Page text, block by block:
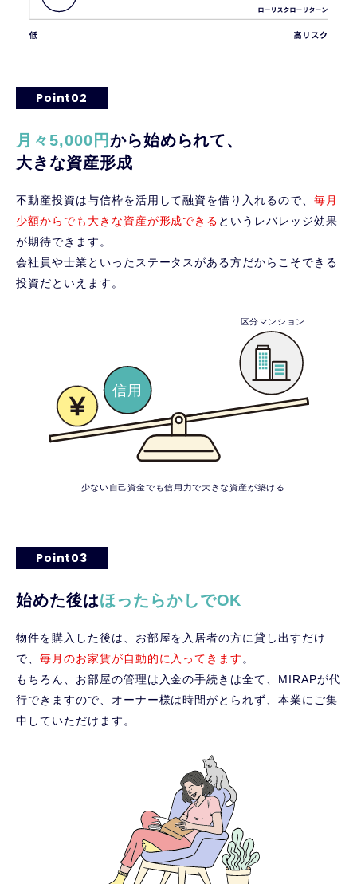
Point02
月々5,000円から始められて、
大きな資産形成
不動産投資は与信枠を活用して融資を借り入れるので、 毎月
少額からでも大きな資産が形成できる というレバレッジ効果
が期待できます。
会社員や士業といったステータスがある方だからこそできる
投資だといえます。
Point03
始めた後はほったらかしでOK
物件を購入した後は、お部屋を入居者の方に貸し出すだけ
で、 毎月のお家賃が自動的に入ってきます 。
もちろん、お部屋の管理は入金の手続きは全て、MIRAPが代
行できますので、オーナー様は時間がとられず、本業にご集
中していただけます。